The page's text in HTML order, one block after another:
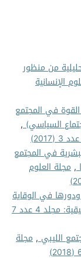
من منظور
الإنسانية
القوة في المجتمع
السياسي),
في المجتمع
, مجلة العلوم
ودورها في الوقاية
مجلة العلوم الإنسانية والتطبيقية: مجلد 4 عدد 7
الليبي, مجلة